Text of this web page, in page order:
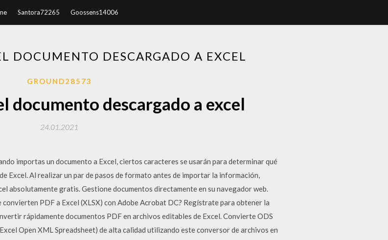
Santora72265 Goossens14006
DOCUMENTO DESCARGADO A EXCEL
GROUND28573
documento descargado a excel
24.01.2021
importas un documento a Excel, ciertos caracteres se usarán para determinar qué
Excel. Al realizar un par de pasos de formato antes de importar la información,
absolutamente gratis. Gestione documentos directamente en su navegador web.
PDF a Excel (XLSX) con Adobe Acrobat DC? Regístrate para obtener la
rápidamente documentos PDF en archivos editables de Excel. Convierte ODS
Open XML Spreadsheet) de alta calidad utilizando este conversor de archivos en